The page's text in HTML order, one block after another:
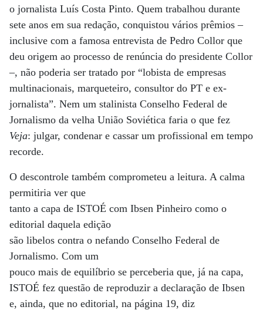
o jornalista Luís Costa Pinto. Quem trabalhou durante
sete anos em sua redação, conquistou vários prêmios –
inclusive com a famosa entrevista de Pedro Collor que
deu origem ao processo de renúncia do presidente Collor
–, não poderia ser tratado por “lobista de empresas
multinacionais, marqueteiro, consultor do PT e ex-
jornalista”. Nem um stalinista Conselho Federal de
Jornalismo da velha União Soviética faria o que fez
Veja: julgar, condenar e cassar um profissional em tempo
recorde.
O descontrole também comprometeu a leitura. A calma
permitiria ver que
tanto a capa de ISTOÉ com Ibsen Pinheiro como o
editorial daquela edição
são libelos contra o nefando Conselho Federal de
Jornalismo. Com um
pouco mais de equilíbrio se perceberia que, já na capa,
ISTOÉ fez questão de reproduzir a declaração de Ibsen
e, ainda, que no editorial, na página 19, diz